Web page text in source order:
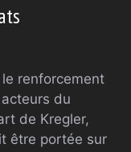
renforcement
acteurs du
de Kregler,
être portée sur